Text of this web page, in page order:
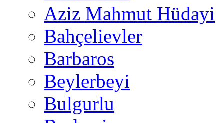
Aziz Mahmut Hüdayi
Bahçelievler
Barbaros
Beylerbeyi
Bulgurlu